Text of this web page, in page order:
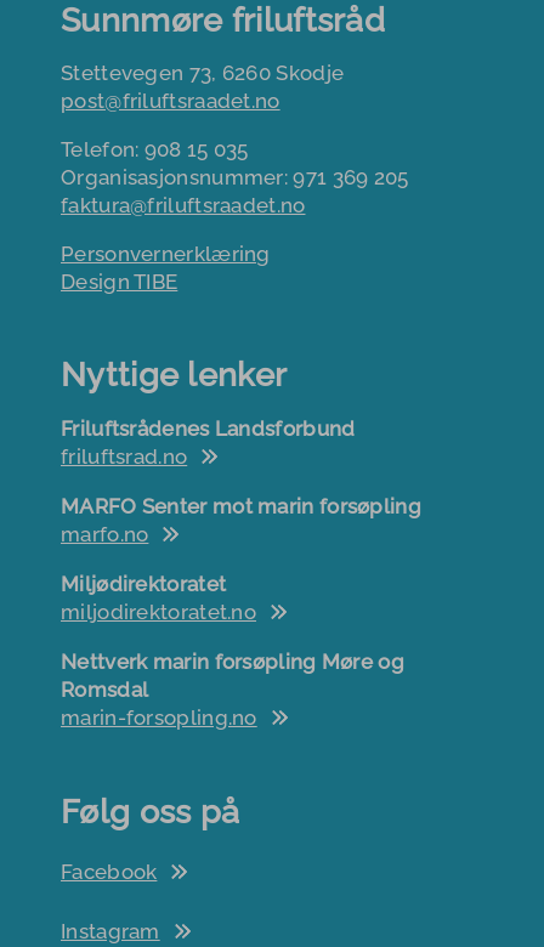
Sunnmøre friluftsråd
Stettevegen 73, 6260 Skodje
post@friluftsraadet.no
Telefon: 908 15 035
Organisasjonsnummer: 971 369 205
faktura@friluftsraadet.no
Personvernerklæring
Design TIBE
Nyttige lenker
Friluftsrådenes Landsforbund
friluftsrad.no
MARFO Senter mot marin forsøpling
marfo.no
Miljødirektoratet
miljodirektoratet.no
Nettverk marin forsøpling Møre og
Romsdal
marin-forsopling.no
Følg oss på
Facebook
Instagram